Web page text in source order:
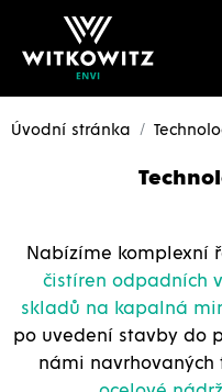
Úvodní stránka
Nabízíme komplexní
čistíren odpadních
skladů na kapalná
po uvedení stavby do
námi navrhovaných